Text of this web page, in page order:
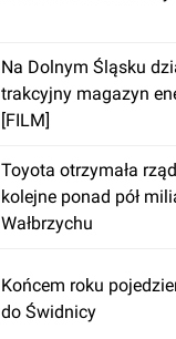
Na Dolnym Śląsku
trakcyjny magazyn
[FILM]
Toyota otrzymała
kolejne ponad pół
Wałbrzychu
Końcem roku
do Świdnicy